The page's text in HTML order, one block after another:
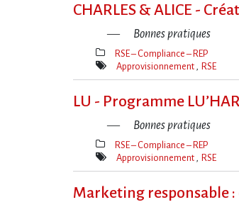
CHARLES & ALICE -
Bonnes pratiques
Thèmes(s)
RSE – Compliance – REP
Mot(s)-
Approvisionnement RSE
LU - Programme
Bonnes pratiques
Thèmes(s)
RSE – Compliance – REP
Mot(s)-
Approvisionnement RSE
Marketing responsable